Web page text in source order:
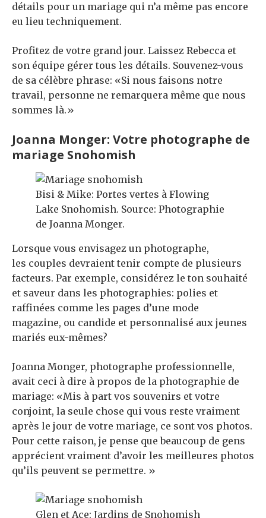
détails pour un mariage qui n’a même pas encore
eu lieu techniquement.
Profitez de votre grand jour. Laissez Rebecca et
son équipe gérer tous les détails. Souvenez-vous
de sa célèbre phrase: «Si nous faisons notre
travail, personne ne remarquera même que nous
sommes là.»
Joanna Monger: Votre photographe de
mariage Snohomish
Bisi & Mike: Portes vertes à Flowing
Lake Snohomish. Source: Photographie
de Joanna Monger.
Lorsque vous envisagez un photographe,
les couples devraient tenir compte de plusieurs
facteurs. Par exemple, considérez le ton souhaité
et saveur dans les photographies: polies et
raffinées comme les pages d’une mode
magazine, ou candide et personnalisé aux jeunes
mariés eux-mêmes?
Joanna Monger, photographe professionnelle,
avait ceci à dire à propos de la photographie de
mariage: «Mis à part vos souvenirs et votre
conjoint, la seule chose qui vous reste vraiment
après le jour de votre mariage, ce sont vos photos.
Pour cette raison, je pense que beaucoup de gens
apprécient vraiment d’avoir les meilleures photos
qu’ils peuvent se permettre. »
Glen et Ace: Jardins de Snohomish